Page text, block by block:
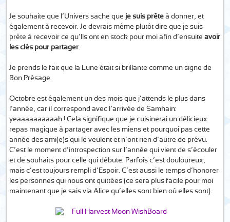
Je souhaite que l’Univers sache que je suis prête à donner, et
également à recevoir. Je devrais même plutôt dire que je suis
prête à recevoir ce qu’Ils ont en stock pour moi afin d’ensuiteavoir
les clés pour partager.
Je prends le fait que la Lune était si brillante comme un signe de
Bon Présage.
Octobre est également un des mois que j’attends le plus dans
l’année, car il correspond avec l’arrivée de Samhain:
yeaaaaaaaaaah ! Cela signifique que je cuisinerai un délicieux
repas magique à partager avec les miens et pourquoi pas cette
année des ami(e)s qui le veulent et n’ont rien d’autre de prévu.
C’est le moment d’introspection sur l’année qui vient de s’écouler
et de souhaits pour celle qui débute. Parfois c’est douloureux,
mais c’est toujours rempli d’Espoir. C’est aussi le temps d’honorer
les personnes qui nous ont quittées (ce sera plus facile pour moi
maintenant que je sais via Alice qu’elles sont bien où elles sont).